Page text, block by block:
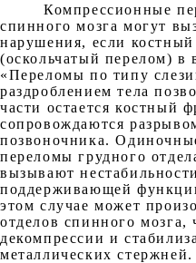
Компрессионные
спинного мозга могут
нарушения, если
(оскольчатый перелом) в
«Переломы по типу
раздроблением тела
части остается костный
сопровождаются
позвоночника.
переломы грудного
вызывают
поддерживающей
этом случае может
отделов спинного мозга,
декомпрессии и
металлических стержней.